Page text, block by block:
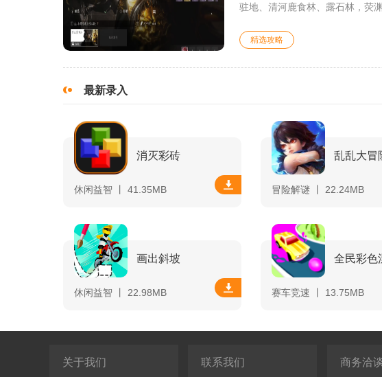
驻地、清河鹿食林、露石林，荧
精选攻略
最新录入
消灭彩砖
休闲益智 丨 41.35MB
乱乱大冒
冒险解谜 丨 22.24MB
画出斜坡
休闲益智 丨 22.98MB
全民彩色
赛车竞速 丨 13.75MB
关于我们 联系我们 商务洽